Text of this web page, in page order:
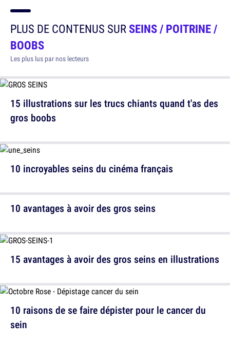
PLUS DE CONTENUS SURSEINS / POITRINE /
BOOBS
Les plus lus par nos lecteurs
15 illustrations sur les trucs chiants quand t'as des
gros boobs
10 avantages à avoir des gros seins
10 raisons de se faire dépister pour le cancer du
sein
10 incroyables seins du cinéma français
15 avantages à avoir des gros seins en illustrations